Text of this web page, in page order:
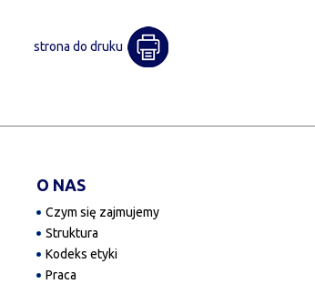
strona do druku
O NAS
Czym się zajmujemy
Struktura
Kodeks etyki
Praca